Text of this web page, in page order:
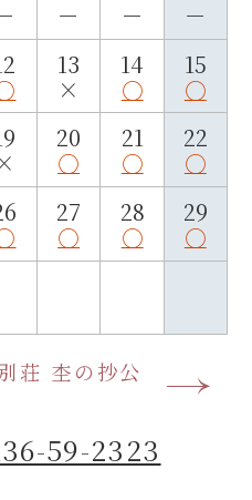
－ －
－
13
×
14
○
15
○
20
○
21
○
22
○
27
○
28
○
29
○
荘 杢の抄公
59-2323